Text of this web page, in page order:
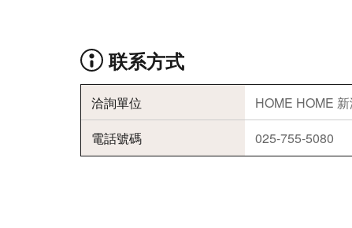
联系方式
洽詢單位
HOME HOME
電話號碼
025-755-5080